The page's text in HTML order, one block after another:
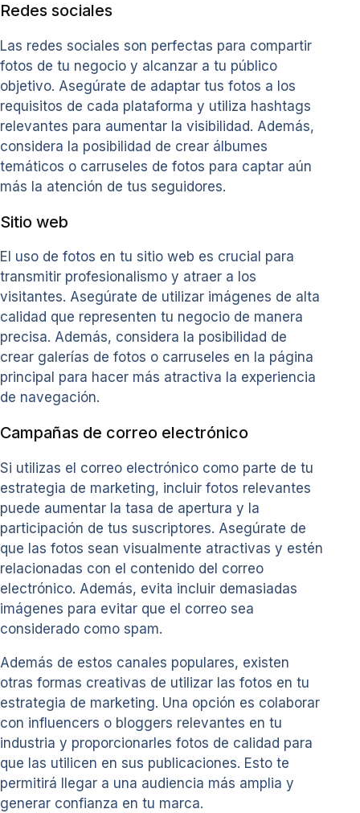
Redes sociales
Las redes sociales son perfectas para compartir
fotos de tu negocio y alcanzar a tu público
objetivo. Asegúrate de adaptar tus fotos a los
requisitos de cada plataforma y utiliza hashtags
relevantes para aumentar la visibilidad. Además,
considera la posibilidad de crear álbumes
temáticos o carruseles de fotos para captar aún
más la atención de tus seguidores.
Sitio web
El uso de fotos en tu sitio web es crucial para
transmitir profesionalismo y atraer a los
visitantes. Asegúrate de utilizar imágenes de alta
calidad que representen tu negocio de manera
precisa. Además, considera la posibilidad de
crear galerías de fotos o carruseles en la página
principal para hacer más atractiva la experiencia
de navegación.
Campañas de correo electrónico
Si utilizas el correo electrónico como parte de tu
estrategia de marketing, incluir fotos relevantes
puede aumentar la tasa de apertura y la
participación de tus suscriptores. Asegúrate de
que las fotos sean visualmente atractivas y estén
relacionadas con el contenido del correo
electrónico. Además, evita incluir demasiadas
imágenes para evitar que el correo sea
considerado como spam.
Además de estos canales populares, existen
otras formas creativas de utilizar las fotos en tu
estrategia de marketing. Una opción es colaborar
con influencers o bloggers relevantes en tu
industria y proporcionarles fotos de calidad para
que las utilicen en sus publicaciones. Esto te
permitirá llegar a una audiencia más amplia y
generar confianza en tu marca.